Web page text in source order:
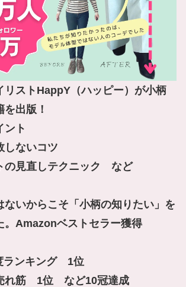
リストHappY（ハッピー）が小柄
出版！
ント
しないコツ
の見直しテクニック　など
ないからこそ「小柄の知りたい」を
。Amazonベストセラー獲得
ンキング　1位
れ筋　1位　など10冠達成